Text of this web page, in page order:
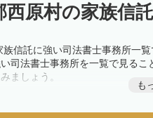
西原村の家族信
信託に強い司法書士事務所一
司法書士事務所を一覧で見る
ましょう。
も